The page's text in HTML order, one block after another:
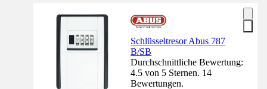
Schlüsseltresor Abus 787
B/SB
Durchschnittliche Bewertung:
4.5 von 5 Sternen. 14
Bewertungen.